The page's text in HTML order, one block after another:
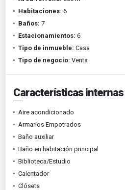
Habitaciones: 6
Baños: 7
Estacionamientos: 6
Tipo de inmueble: Casa
Tipo de negocio: Venta
Características internas
Aire acondicionado
Armarios Empotrados
Baño auxiliar
Baño en habitación principal
Biblioteca/Estudio
Calentador
Clósets